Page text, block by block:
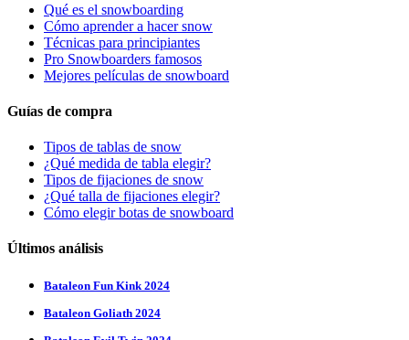
Qué es el snowboarding
Cómo aprender a hacer snow
Técnicas para principiantes
Pro Snowboarders famosos
Mejores películas de snowboard
Guías de compra
Tipos de tablas de snow
¿Qué medida de tabla elegir?
Tipos de fijaciones de snow
¿Qué talla de fijaciones elegir?
Cómo elegir botas de snowboard
Últimos análisis
Bataleon Fun Kink 2024
Bataleon Goliath 2024